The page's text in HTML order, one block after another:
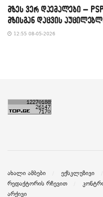
მზეს ვერ დაემალები –
მზისგან დაცვის
12:55 08-05-2026
ახალი ამბები ექსკლუზივი
რედაქტორის რჩევით
არქივი